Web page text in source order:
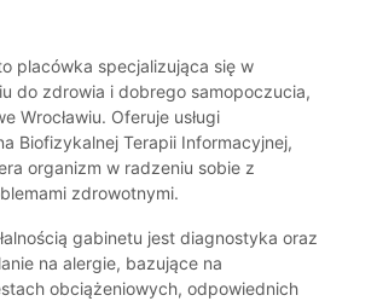
placówka specjalizująca się w
do zdrowia i dobrego samopoczucia,
Wrocławiu. Oferuje usługi
Biofizykalnej Terapii Informacyjnej,
organizm w radzeniu sobie z
zdrowotnymi.
gabinetu jest diagnostyka oraz
na alergie, bazujące na
obciążeniowych, odpowiednich